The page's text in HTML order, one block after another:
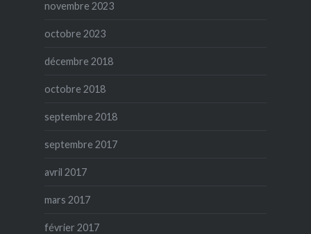
novembre 2023
octobre 2023
décembre 2018
octobre 2018
septembre 2018
septembre 2017
avril 2017
mars 2017
février 2017